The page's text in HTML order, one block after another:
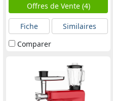
Offres de Vente (4)
Fiche
Similaires
Comparer